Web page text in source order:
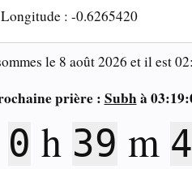
: -0.6265420
le 8 août 2026 et il est
prière : Subhà
0 h 39 m